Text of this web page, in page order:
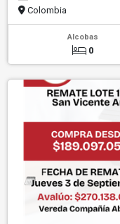
Colombia
Alcobas
0